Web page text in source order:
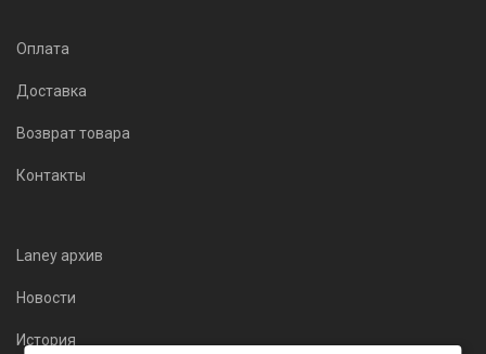
Оплата
Доставка
Возврат товара
Контакты
Laney архив
Новости
История